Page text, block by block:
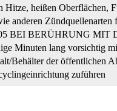
Hitze, heißen Oberflächen,
anderen Zündquellenarten
BEI BERÜHRUNG MIT
Minuten lang vorsichtig
Behälter der öffentlichen
zuführen